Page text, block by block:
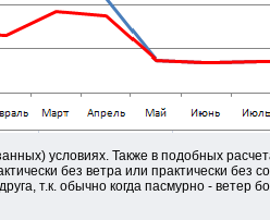
условиях. Также в подобных
без ветра или практически без
т.к. обычно когда пасмурно - ветер